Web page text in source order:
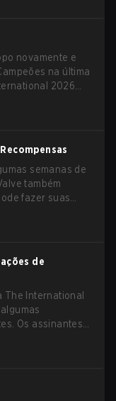
novamente e
na última
2026
semanas de
também
fazer suas
de
The International
Os assinantes
vincular teclas de